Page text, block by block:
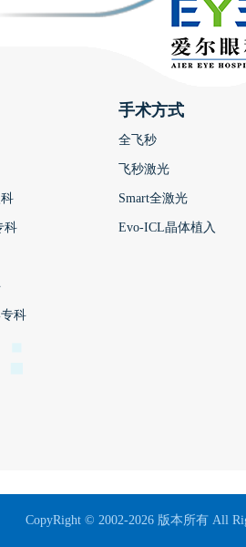
科
科
手术方式
全飞秒
飞秒激光
Smart全激光
Evo-ICL晶体植入
CopyRight © 2002-2026 版本所有 All